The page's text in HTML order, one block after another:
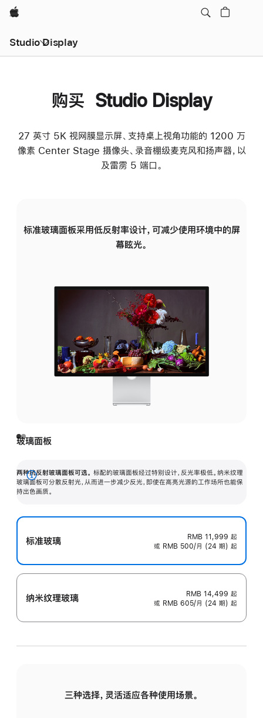
Apple
Studio Display
购买 Studio Display
27 英寸 5K 视网膜显示屏、支持桌上视角功能的 1200 万
像素 Center Stage 摄像头、录音棚级麦克风和扬声器，以
及雷雳 5 端口。
标准玻璃面板采用低反射率设计，可减少使用环境中的屏
幕眩光。
玻璃面板
两种抗反射玻璃面板可选。 标配的玻璃面板经过特别设计，反光率极低。纳米纹理
玻璃面板可分散反射光，从而进一步减少反光，即使在高亮光源的工作场所也能保
持出色画质。
展
开
标准玻璃 RMB 11,999 起
或 RMB 500/月 (24 期) 起
纳米纹理玻璃 RMB 14,499 起
或 RMB 605/月 (24 期) 起
三种选择，灵活适应各种使用场景。